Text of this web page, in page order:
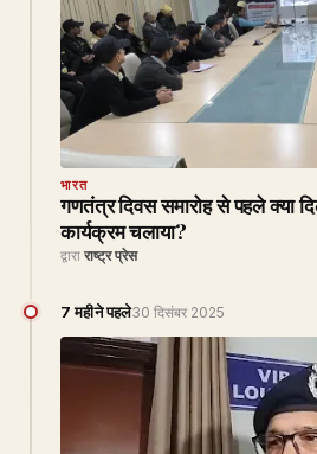
भारत
गणतंत्र दिवस समारोह से पहले क्या
कार्यक्रम चलाया?
द्वारा राष्ट्र प्रेस
7 महीने पहले30 दिसंबर 2025